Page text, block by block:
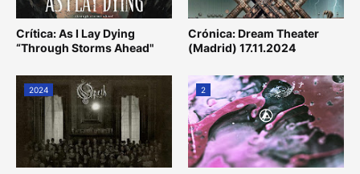
Crítica: As I Lay Dying
“Through Storms Ahead"
Crónica: Dream Theater
(Madrid) 17.11.2024
2024 2